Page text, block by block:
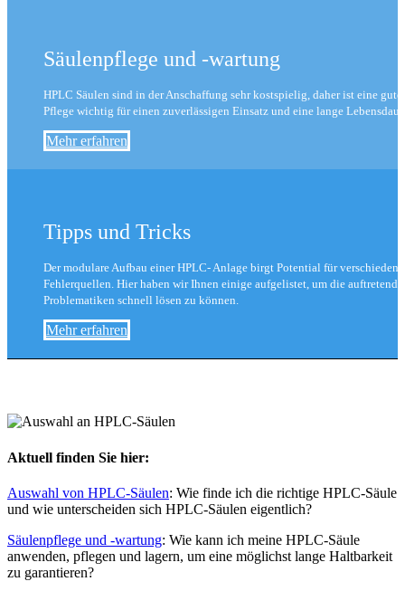
Säulenpflege und -wartung
HPLC Säulen sind in der Anschaffung sehr kostspielig, daher ist eine gute
Pflege wichtig für einen zuverlässigen Einsatz und eine lange
Mehr erfahren
Tipps und Tricks
Der modulare Aufbau einer HPLC- Anlage birgt Potential für verschiedene
Fehlerquellen. Hier haben wir Ihnen einige aufgelistet, um die
Problematiken schnell lösen zu können.
Mehr erfahren
Aktuell finden Sie hier:
Auswahl von HPLC-Säulen: Wie finde ich die richtige HPLC-Säule
und wie unterscheiden sich HPLC-Säulen eigentlich?
Säulenpflege und -wartung: Wie kann ich meine HPLC-Säule
anwenden, pflegen und lagern, um eine möglichst lange Haltbarkeit
zu garantieren?